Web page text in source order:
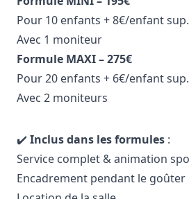
Pour 10 enfants + 8€/enfant sup.
Avec 1 moniteur
Formule MAXI – 275€
Pour 20 enfants + 6€/enfant sup.
Avec 2 moniteurs
✔️ Inclus dans les formules :
Service complet & animation
Encadrement pendant le goûter